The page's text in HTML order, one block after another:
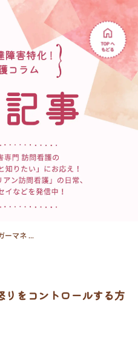
ーマネ ...
をコントロールする方